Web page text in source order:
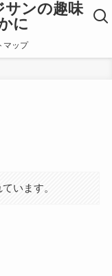
サンの趣味
に
マップ
います。